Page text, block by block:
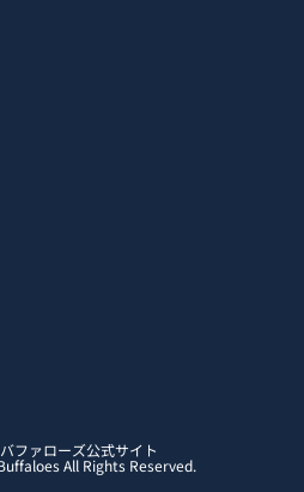
ファローズ公式サイト
All Rights Reserved.